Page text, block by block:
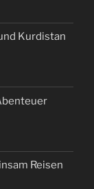
Kurdistan
Reisen